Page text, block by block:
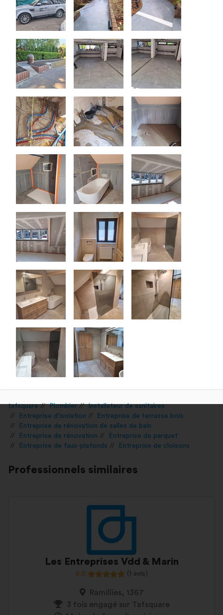
tafsquare Plombier
Installateur de sanitaires
Entreprise d'isolation
Entreprise de terrasse bois
Entreprise de rénovation de salles de bain
Entreprise de rénovation
Entreprise de parquet
Entreprise de faux-plafonds
Entreprise de cloisons
Professionnels similaires
Les Entreprises Vdd & Marin
5,0 (1 avis)
Ramillies, 1367
3 fois engagé sur Tafsquare